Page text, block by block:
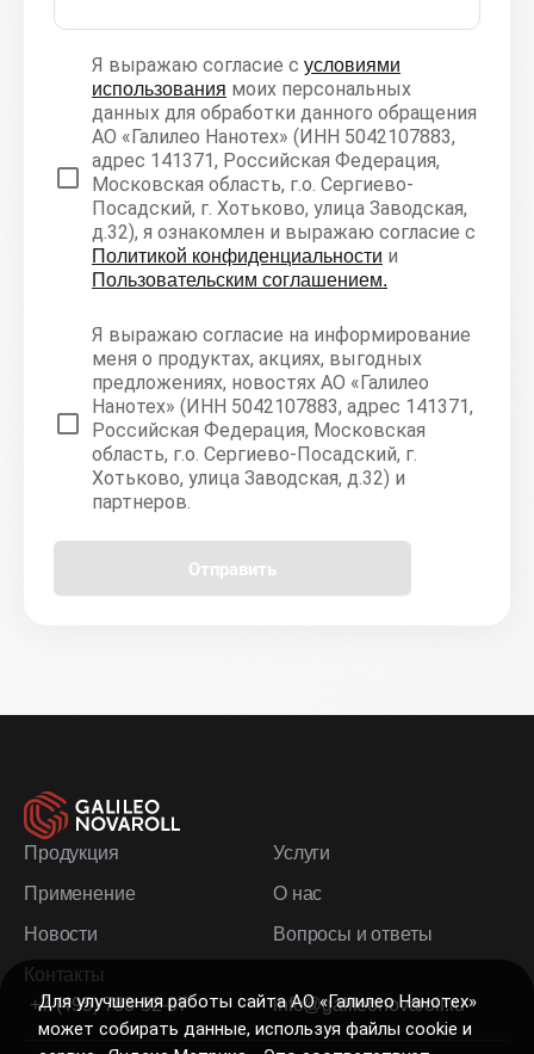
Я выражаю согласие с условиями
использования моих персональных
данных для обработки данного обращения
АО «Галилео Нанотех» (ИНН 5042107883,
адрес 141371, Российская Федерация,
Московская область, г.о. Сергиево-
Посадский, г. Хотьково, улица Заводская,
д.32), я ознакомлен и выражаю согласие с
Политикой конфиденциальности и
Пользовательским соглашением.
Я выражаю согласие на информирование
меня о продуктах, акциях, выгодных
предложениях, новостях АО «Галилео
Нанотех» (ИНН 5042107883, адрес 141371,
Российская Федерация, Московская
область, г.о. Сергиево-Посадский, г.
Хотьково, улица Заводская, д.32) и
партнеров.
Отправить
Продукция
Услуги
Применение
О нас
Новости
Вопросы и ответы
Контакты
+7 (495) 783-52-07
info@galileonovaroll.ru
Для улучшения работы сайта АО «Галилео Нанотех»
может собирать данные, используя файлы cookie и